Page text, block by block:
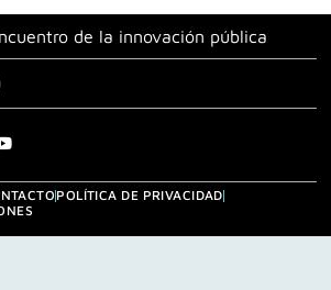
de la innovación pública
POLÍTICA DE PRIVACIDAD